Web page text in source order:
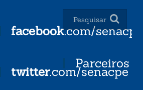
facebook.com/senacpe
twitter.com/senacpe
Parceiros